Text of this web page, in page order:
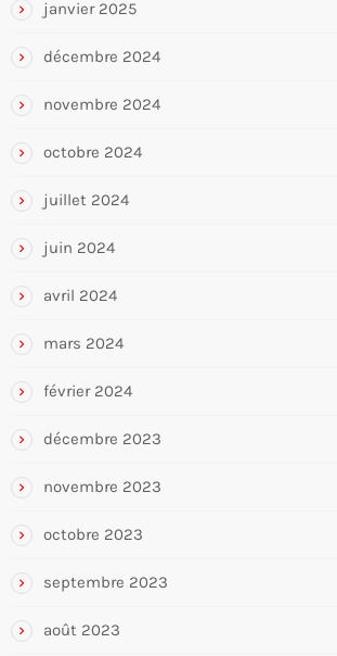
janvier 2025
décembre 2024
novembre 2024
octobre 2024
juillet 2024
juin 2024
avril 2024
mars 2024
février 2024
décembre 2023
novembre 2023
octobre 2023
septembre 2023
août 2023